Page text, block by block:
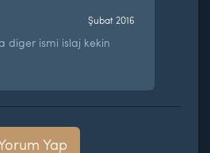
Şubat 2016
diger ismi islaj kekin
Yap